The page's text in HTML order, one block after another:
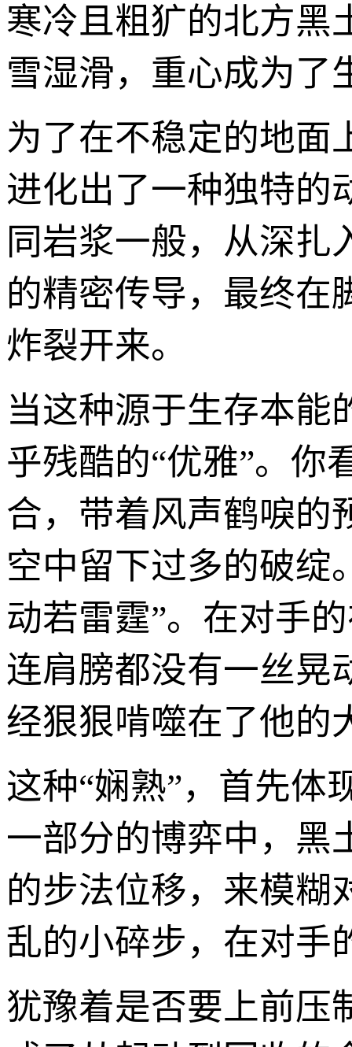
寒冷且粗犷的北方黑
雪湿滑，重心成为了
为了在不稳定的地面
进化出了一种独特的
同岩浆一般，从深扎
的精密传导，最终在
炸裂开来。
当这种源于生存本能
乎残酷的“优雅”。你
合，带着风声鹤唳的
空中留下过多的破绽
动若雷霆”。在对手
连肩膀都没有一丝晃
经狠狠啃噬在了他的
这种“娴熟”，首先体
一部分的博弈中，黑
的步法位移，来模糊
乱的小碎步，在对手
犹豫着是否要上前压